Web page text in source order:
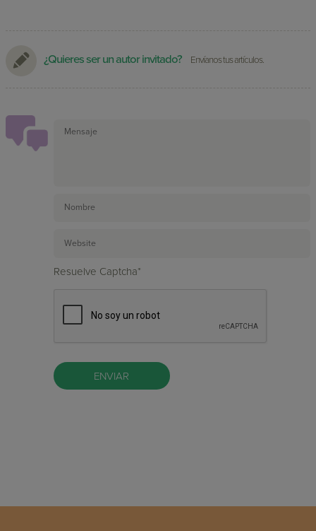
¿Quieres ser un autor invitado? Envíanos tus artículos.
Resuelve Captcha*